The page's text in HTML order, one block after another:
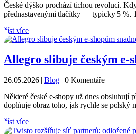
České dýško prochází tichou revolucí.
přednastavenými tlačítky — typicky 5 %,
číst více
Allegro slibuje českým e-
26.05.2026 | Blog | 0 Komentáře
Některé české e-shopy už dnes
doplňuje obraz toho, jak rychle se polský
číst více